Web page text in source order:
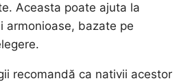
Aceasta poate ajuta la
armonioase, bazate pe
recomandă ca nativii acestor